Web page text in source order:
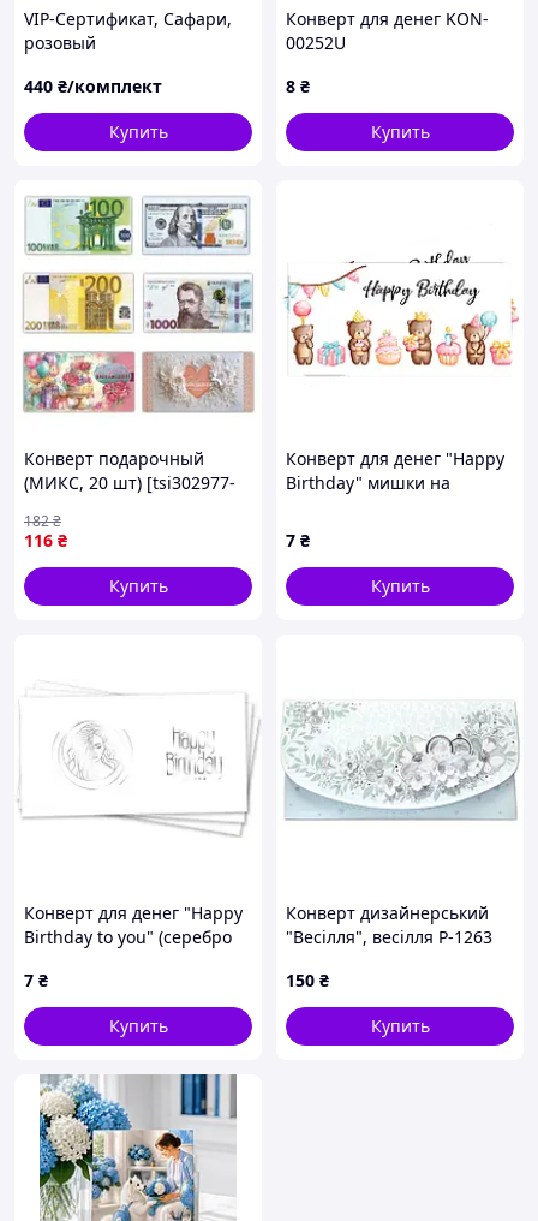
VIP-Сертификат, Сафари,
розовый
440 ₴/комплект
Купить
Конверт для денег KON-
00252U
8 ₴
Купить
Конверт подарочный
(МИКС, 20 шт) [tsi302977-
116 ₴
182₴
Купить
Конверт для денег "Happy
Birthday" мишки на
7 ₴
Купить
Конверт для денег "Happy
Birthday to you" (серебро
7 ₴
Купить
Конверт дизайнерський
"Весілля", весілля Р-1263
150 ₴
Купить